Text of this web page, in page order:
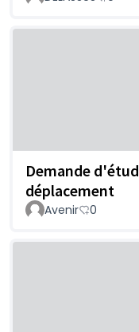
Demande
déplacement
Avenir 0